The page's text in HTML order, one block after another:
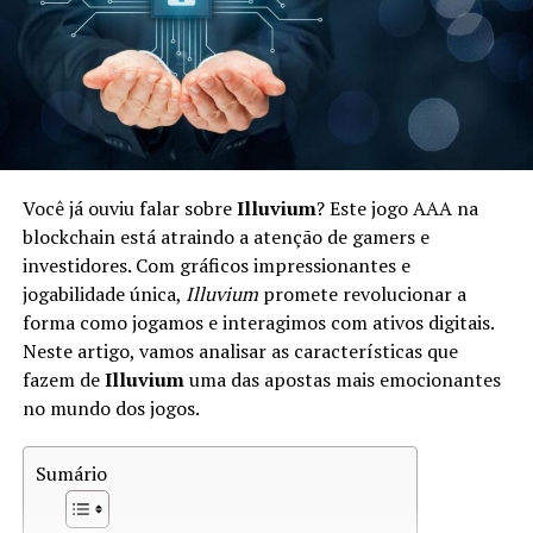
investir em um ecossistema econômico digital.
Como Funciona a Economia em Star
Atlas
A economia de Star Atlas é complexa e baseada em um
sistema de diferentes tipos de ativos digitais. Os
jogadores podem negociar naves,planetóidese outros
bens dentro do jogo. Aqui estão alguns aspectos chave:
Tokens:Star Atlas utiliza dois tokens principais —
ATLAS e POLIS. ATLAS é utilizado para transações
gerais, enquanto POLIS representa a governança.
Mercado:Os jogadores podem participar em um
mercado dinâmico onde vendem e compram ativos,
influenciando os preços com base na oferta e
demanda.
Você já ouviu falar sobreIlluvium? Este jogo AAA na
blockchain está atraindo a atenção de gamers e
investidores. Com gráficos impressionantes e
jogabilidade única, Illuviumpromete revolucionar a
forma como jogamos e interagimos com ativos digitais.
Neste artigo, vamos analisar as características que
fazem deIlluviumuma das apostas mais emocionantes
no mundo dos jogos.
Sumário